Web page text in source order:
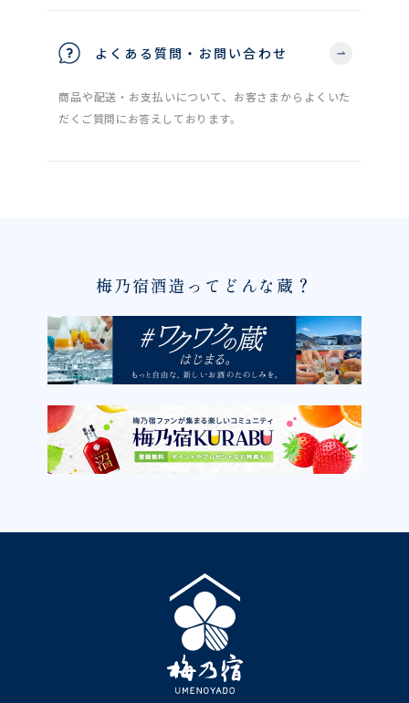
よくある質問・お問い合わせ
商品や配送・お支払いについて、お客さまからよくいた
だくご質問にお答えしております。
梅乃宿酒造ってどんな蔵？